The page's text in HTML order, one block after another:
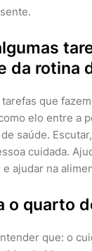
da rotina
que
elo entre a
saúde.
cuidada.
ajudar na
o quarto
que: o